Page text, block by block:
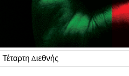
Τέταρτη Διεθνής